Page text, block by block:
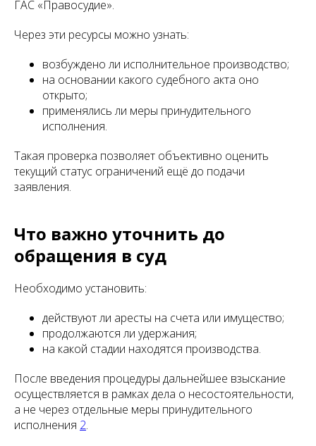
ГАС «Правосудие».
Через эти ресурсы можно узнать:
возбуждено ли исполнительное производство;
на основании какого судебного акта оно
открыто;
применялись ли меры принудительного
исполнения.
Такая проверка позволяет объективно оценить
текущий статус ограничений ещё до подачи
заявления.
Что важно уточнить до
обращения в суд
Необходимо установить:
действуют ли аресты на счета или имущество;
продолжаются ли удержания;
на какой стадии находятся производства.
После введения процедуры дальнейшее взыскание
осуществляется в рамках дела о несостоятельности,
а не через отдельные меры принудительного
исполнения 2.